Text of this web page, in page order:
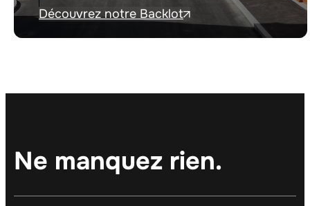
Découvrez notre Backlot
Ne manquez rien.